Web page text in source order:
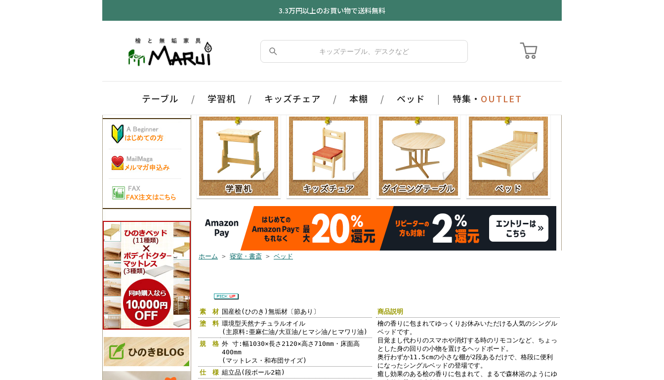
3.3万円以上のお買い物で送料無料
テーブル / 学習机 / キッズチェア / 本棚 / ベッド | 特集・ OUTLET
ホーム > 寝室・書斎 > ベッド
素 材 国産桧(ひのき)無垢材〔節あり〕
塗 料 環境型天然ナチュラルオイル
(主原料:亜麻仁油/大豆油/ヒマシ油/ヒマワリ油)
規 格 外 寸:幅1030×長さ2120×高さ710mm・床面高
400mm
(マットレス・和布団サイズ)
仕 様 組立品(段ボール2箱)
商品説明
檜の香りに包まれてゆっくりお休みいただける人気のシングル
ベッドです。
目覚まし代わりのスマホや消灯する時のリモコンなど、ちょっ
とした身の回りの小物を置けるヘッドボード。
奥行わずか11.5cmの小さな棚が2段あるだけで、格段に便利
になったシングルベッドの登場です。
癒し効果のある桧の香りに包まれて、まるで森林浴のようにゆ